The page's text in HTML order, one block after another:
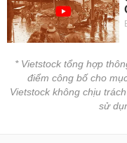
* Vietstock tổng hợp
điểm công bố cho
Vietstock không chịu
sử